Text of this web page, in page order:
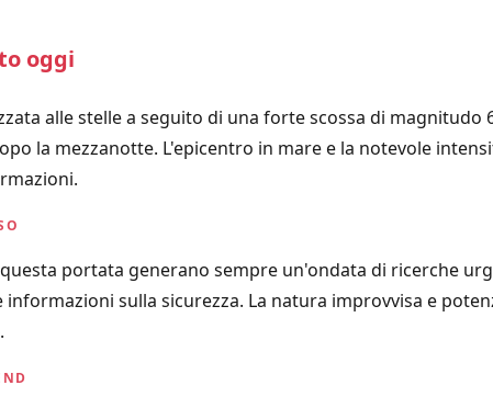
oggi
alle stelle a seguito di una forte scossa di
la mezzanotte. L'epicentro in mare e la notevole
portata generano sempre un'ondata di ricerche
sulla sicurezza. La natura improvvisa e